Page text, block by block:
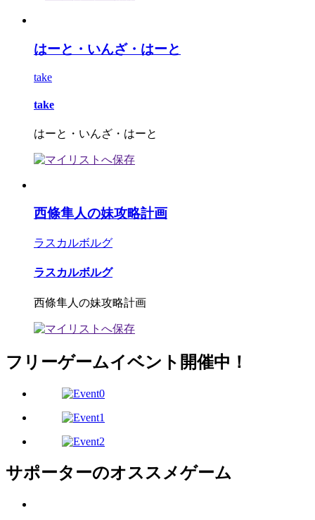
はーと・いんざ・はーと
take
take
はーと・いんざ・はーと
西條隼人の妹攻略計画
ラスカルボルグ
ラスカルボルグ
西條隼人の妹攻略計画
フリーゲームイベント開催中！
サポーターのオススメゲーム